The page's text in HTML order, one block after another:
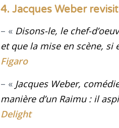
4. Jacques Weber
– « Disons-le, le chef-
et que la mise en scène,
Figaro
– « Jacques Weber,
manière d’un Raimu : il
Delight